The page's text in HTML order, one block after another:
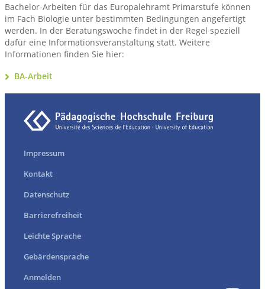
Bachelor-Arbeiten für das Europalehramt Primarstufe können
im Fach Biologie unter bestimmten Bedingungen angefertigt
werden. In der Beratungswoche findet in der Regel speziell
dafür eine Informationsveranstaltung statt. Weitere
Informationen finden Sie hier:
BA-Arbeit
Impressum
Kontakt
Datenschutz
Barrierefreiheit
Leichte Sprache
Gebärdensprache
Anmelden